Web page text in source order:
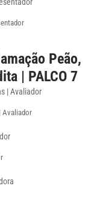
Peão,
| PALCO 7
Avaliador